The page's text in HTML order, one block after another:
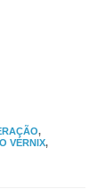
,
VÉRNIX,